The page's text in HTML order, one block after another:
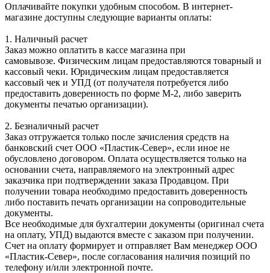
Оплачивайте покупки удобным способом. В интернет-
магазине доступны следующие варианты оплаты:
1. Наличный расчет
Заказ можно оплатить в кассе магазина при
самовывозе. Физическим лицам предоставляются товарный и
кассовый чеки. Юридическим лицам предоставляется
кассовый чек и УПД (от получателя потребуется либо
предоставить доверенность по форме М-2, либо заверить
документы печатью организации).
2. Безналичный расчет
Заказ отгружается только после зачисления средств на
банковский счет ООО «Пластик-Север», если иное не
обусловлено договором. Оплата осуществляется только на
основании счета, направляемого на электронный адрес
заказчика при подтверждении заказа Продавцом. При
получении товара необходимо предоставить доверенность
либо поставить печать организации на сопроводительные
документы.
Все необходимые для бухгалтерии документы (оригинал счета
на оплату, УПД) выдаются вместе с заказом при получении.
Счет на оплату формирует и отправляет Вам менеджер ООО
«Пластик-Север», после согласования наличия позиций по
телефону и/или электронной почте.